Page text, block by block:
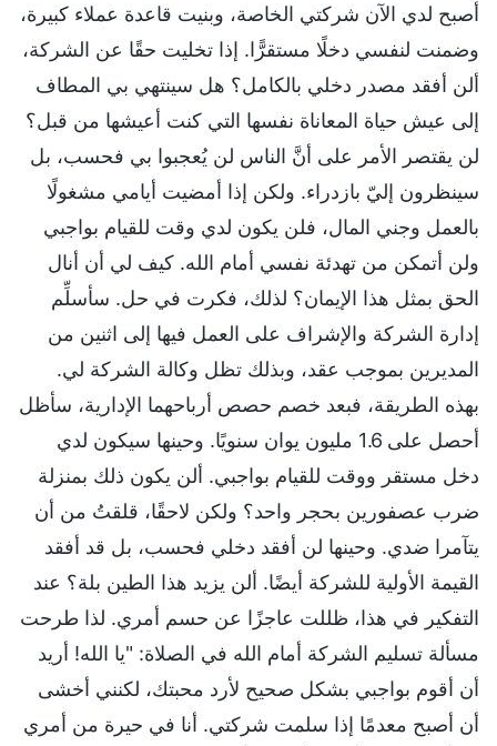
أصبح لدي الآن شركتي الخاصة، وبنيت قاعدة عملاء كبيرة،
وضمنت لنفسي دخلًا مستقرًّا. إذا تخليت حقًا عن الشركة،
ألن أفقد مصدر دخلي بالكامل؟ هل سينتهي بي المطاف
إلى عيش حياة المعاناة نفسها التي كنت أعيشها من قبل؟
لن يقتصر الأمر على أنَّ الناس لن يُعجبوا بي فحسب، بل
سينظرون إليّ بازدراء. ولكن إذا أمضيت أيامي مشغولًا
بالعمل وجني المال، فلن يكون لدي وقت للقيام بواجبي
ولن أتمكن من تهدئة نفسي أمام الله. كيف لي أن أنال
الحق بمثل هذا الإيمان؟ لذلك، فكرت في حل. سأسلِّم
إدارة الشركة والإشراف على العمل فيها إلى اثنين من
المديرين بموجب عقد، وبذلك تظل وكالة الشركة لي.
بهذه الطريقة، فبعد خصم حصص أرباحهما الإدارية، سأظل
أحصل على 1.6 مليون يوان سنويًا. وحينها سيكون لدي
دخل مستقر ووقت للقيام بواجبي. ألن يكون ذلك بمنزلة
ضرب عصفورين بحجر واحد؟ ولكن لاحقًا، قلقتُ من أن
يتآمرا ضدي. وحينها لن أفقد دخلي فحسب، بل قد أفقد
القيمة الأولية للشركة أيضًا. ألن يزيد هذا الطين بلة؟ عند
التفكير في هذا، ظللت عاجزًا عن حسم أمري. لذا طرحت
مسألة تسليم الشركة أمام الله في الصلاة: "يا الله! أريد
أن أقوم بواجبي بشكل صحيح لأرد محبتك، لكنني أخشى
أن أصبح معدمًا إذا سلمت شركتي. أنا في حيرة من أمري